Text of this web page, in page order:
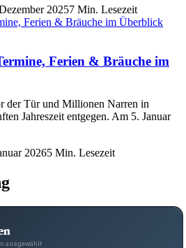
20257 Min. Lesezeit
Ferien & Bräuche im
der Tür und Millionen Narren in
Jahreszeit entgegen. Am 5. Januar
20265 Min. Lesezeit
ausgewählt